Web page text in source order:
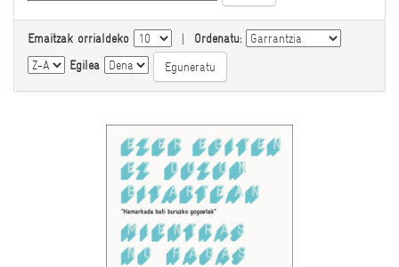
Emaitzak orrialdeko | Ordenatu:
Egilea